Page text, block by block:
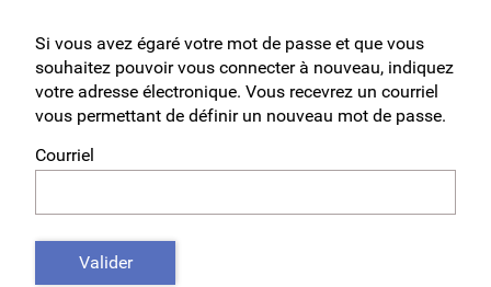
Premier degré
Second degré
Personnels BIATPSS
Si vous avez égaré votre mot de passe et que vous
souhaitez pouvoir vous connecter à nouveau, indiquez
votre adresse électronique. Vous recevrez un courriel
vous permettant de définir un nouveau mot de passe.
Courriel
Valider